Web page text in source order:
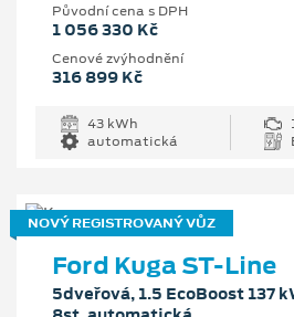
Původní cena s DPH
1 056 330 Kč
Cenové zvýhodnění
316 899 Kč
43 kWh
automatická
NOVÝ REGISTROVANÝ VŮZ
Ford Kuga ST-Line
5dveřová, 1.5 EcoBoost 137